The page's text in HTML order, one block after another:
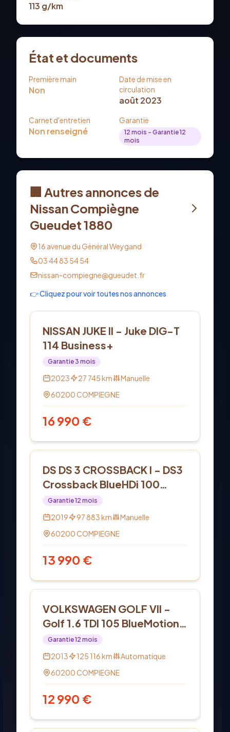
113 g/km
État et documents
Première main
Non
Date de mise en
circulation
août 2023
Carnet d'entretien
Non renseigné
Garantie
12 mois - Garantie 12
mois
🏢 Autres annonces de
Nissan Compiègne
Gueudet 1880
16 avenue du Général Weygand
03 44 83 54 54
nissan-compiegne@gueudet.fr
👉 Cliquez pour voir toutes nos annonces
NISSAN JUKE II - Juke DIG-T
114 Business+
Garantie3 mois
2023 27 745km
Manuelle
60200COMPIEGNE
16 990 €
DS DS 3 CROSSBACK I - DS3
Crossback BlueHDi 100
BVM6 Chic
Garantie12 mois
2019 97 883km
Manuelle
60200COMPIEGNE
13 990 €
VOLKSWAGEN GOLF VII -
Golf 1.6 TDI 105 BlueMotion
Technology FAP Trendline
DSG7
Garantie12 mois
2013 125 116km
Automatique
60200COMPIEGNE
12 990 €